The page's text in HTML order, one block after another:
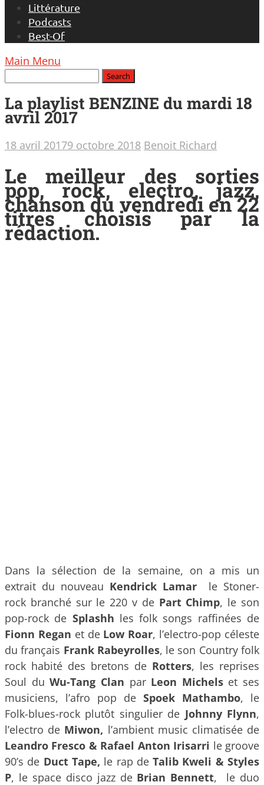
Littérature
Podcasts
Best-Of
Main Menu
La playlist BENZINE du mardi 18
avril 2017
18 avril 20179 octobre 2018 Benoit Richard
Le meilleur des sorties
pop, rock, electro, jazz,
chanson du vendredi en 22
titres choisis par la
rédaction.
Dans la sélection de la semaine, on a mis un
extrait du nouveau Kendrick Lamar le Stoner-
rock branché sur le 220 v de Part Chimp, le son
pop-rock de Splashh les folk songs raffinées de
Fionn Regan et de Low Roar, l’electro-pop céleste
du français Frank Rabeyrolles, le son Country folk
rock habité des bretons de Rotters, les reprises
Soul duWu-Tang Clan par Leon Michelset ses
musiciens, l’afro pop de Spoek Mathambo, le
Folk-blues-rock plutôt singulier de Johnny Flynn,
l’electro de Miwon, l’ambient music climatisée de
Leandro Fresco & Rafael Anton Irisarri le groove
90’s de Duct Tape, le rap deTalib Kweli & Styles
P, le space disco jazz de Brian Bennett, le duo